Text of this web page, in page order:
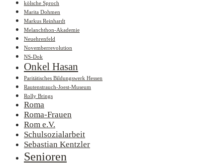
kölsche Sproch
Marita Dohmen
Markus Reinhardt
Melanchthon-Akademie
Neuehrenfeld
Novemberrevolution
NS-Dok
Onkel Hasan
Paritätisches Bildungswerk Hessen
Rautenstrauch-Joest-Museum
Rolly Brings
Roma
Roma-Frauen
Rom e.V.
Schulsozialarbeit
Sebastian Kentzler
Senioren